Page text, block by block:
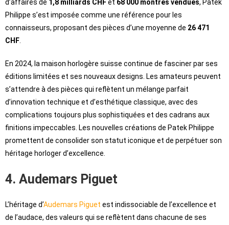
d’affaires de 1,8 milliards CHF et 68 000 montres vendues, Patek
Philippe s’est imposée comme une référence pour les
connaisseurs, proposant des pièces d’une moyenne de 26 471
CHF
En 2024, la maison horlogère suisse continue de fasciner par ses
éditions limitées et ses nouveaux designs. Les amateurs peuvent
s’attendre à des pièces qui reflètent un mélange parfait
d’innovation technique et d’esthétique classique, avec des
complications toujours plus sophistiquées et des cadrans aux
finitions impeccables. Les nouvelles créations de Patek Philippe
promettent de consolider son statut iconique et de perpétuer son
héritage horloger d’excellence.
4. Audemars Piguet
L’héritage d’Audemars Piguet est indissociable de l’excellence et
de l’audace, des valeurs qui se reflètent dans chacune de ses